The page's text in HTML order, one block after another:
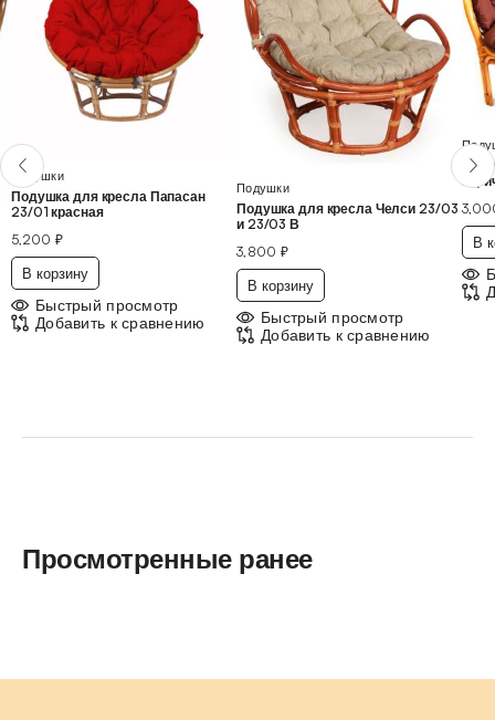
Подушки
Подушка для кресла Папасан
23/01 красная
5,200 ₽
В корзину
Быстрый просмотр
Добавить к сравнению
Подушки
Подушка для кресла Челси 23/03
и 23/03 В
3,800 ₽
В корзину
Быстрый просмотр
Добавить к сравнению
В
Просмотренные ранее